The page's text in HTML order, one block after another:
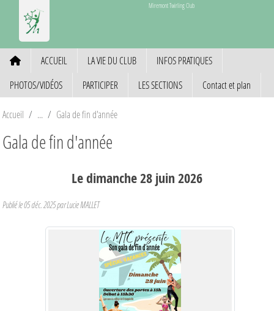
Miremont Twirling Club
ACCUEIL LA VIE DU CLUB
INFOS PRATIQUES
PHOTOS/VIDÉOS
PARTICIPER LES SECTIONS Contact et plan
Accueil Gala de fin d'année
Gala de fin d'année
Ledimanche28juin2026
Publié le05 déc. 2025par Lucie MALLET
Panneau de gestion des cookies